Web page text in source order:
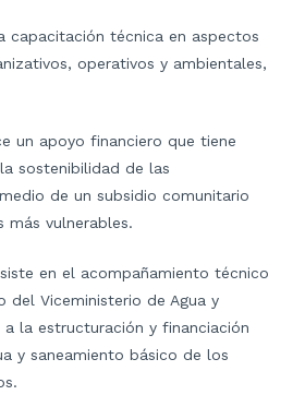
capacitación técnica en aspectos
operativos y ambientales,
un apoyo financiero que tiene
sostenibilidad de las
de un subsidio comunitario
más vulnerables.
en el acompañamiento técnico
del Viceministerio de Agua y
a la estructuración y financiación
y saneamiento básico de los